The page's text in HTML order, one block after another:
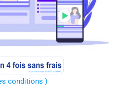
conditions )